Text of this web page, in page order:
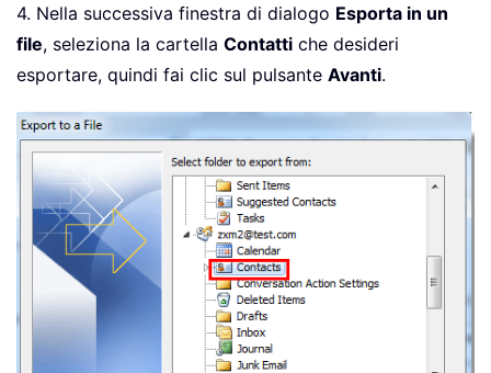
4. Nella successiva finestra di dialogo Esporta in un
file, seleziona la cartella Contatti che desideri
esportare, quindi fai clic sul pulsante Avanti.